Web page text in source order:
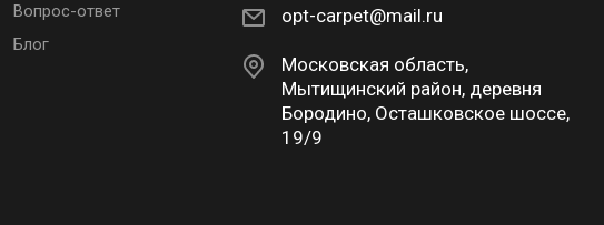
Вопрос-ответ
Блог
opt-carpet@mail.ru
Московская область,
Мытищинский район, деревня
Бородино, Осташковское шоссе,
19/9